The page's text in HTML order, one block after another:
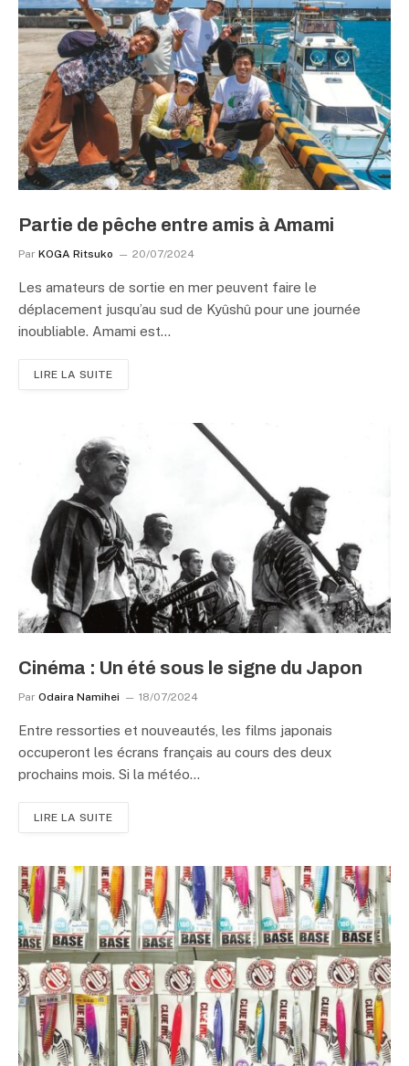
Partie de pêche entre amis à Amami
Par KOGA Ritsuko 20/07/2024
Les amateurs de sortie en mer peuvent faire le
déplacement jusqu’au sud de Kyûshû pour une journée
inoubliable. Amami est…
LIRE LA SUITE
Cinéma : Un été sous le signe du Japon
Par Odaira Namihei 18/07/2024
Entre ressorties et nouveautés, les films japonais
occuperont les écrans français au cours des deux
prochains mois. Si la météo…
LIRE LA SUITE